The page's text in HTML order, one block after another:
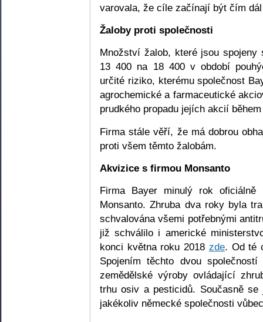
varovala, že cíle začínají být čím
Žaloby proti společnosti
Množství žalob, které jsou
13 400 na 18 400 v období
určité riziko, kterému společnost
agrochemické a farmaceutické
prudkého propadu jejích akcií
Firma stále věří, že má dobrou
proti všem těmto žalobám.
Akvizice s firmou Monsanto
Firma Bayer minulý rok oficiálně
Monsanto. Zhruba dva roky byla
schvalována všemi potřebnými
již schválilo i americké
konci května roku 2018 zde. Od té
Spojením těchto dvou
zemědělské výroby ovládající
trhu osiv a pesticidů. Současně
jakékoliv německé společnosti